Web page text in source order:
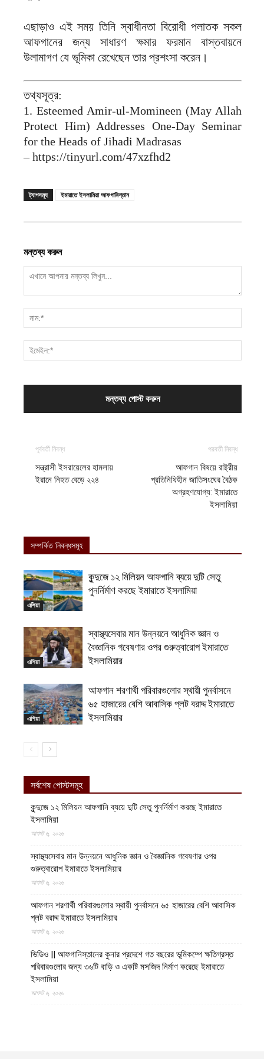
এছাড়াও এই সময় তিনি স্বাধীনতা বিরোধী পলাতক সকল
আফগানের জন্য সাধারণ ক্ষমার ফরমান বাস্তবায়নে
উলামাগণ যে ভূমিকা রেখেছেন তার প্রশংসা করেন।
তথ্যসূত্র:
1. Esteemed Amir-ul-Momineen (May Allah
Protect Him) Addresses One-Day Seminar
for the Heads of Jihadi Madrasas
– https://tinyurl.com/47xzfhd2
ট্যাগসমূহ ইমারাতে ইসলামিয়া আফগানিস্তান
মন্তব্য করুন
পূর্ববর্তী নিবন্ধ
সন্ত্রাসী ইসরায়েলের হামলায়
ইরানে নিহত বেড়ে ২২৪
পরবর্তী নিবন্ধ
আফগান বিষয়ে রাষ্ট্রীয়
প্রতিনিধিহীন জাতিসংঘের বৈঠক
অগ্রহণযোগ্য: ইমারাতে
ইসলামিয়া
সম্পর্কিত নিবন্ধসমূহ
এশিয়া
কুন্দুজে ১২ মিলিয়ন আফগানি ব্যয়ে দুটি সেতু
পুনর্নির্মাণ করছে ইমারাতে ইসলামিয়া
এশিয়া
স্বাস্থ্যসেবার মান উন্নয়নে আধুনিক জ্ঞান ও
বৈজ্ঞানিক গবেষণার ওপর গুরুত্বারোপ ইমারাতে
ইসলামিয়ার
এশিয়া
আফগান শরণার্থী পরিবারগুলোর স্থায়ী পুনর্বাসনে
৬৫ হাজারের বেশি আবাসিক প্লট বরাদ্দ ইমারাতে
ইসলামিয়ার
সর্বশেষ পোস্টসমূহ
কুন্দুজে ১২ মিলিয়ন আফগানি ব্যয়ে দুটি সেতু পুনর্নির্মাণ করছে ইমারাতে
ইসলামিয়া
আগস্ট ৬, ২০২৬
স্বাস্থ্যসেবার মান উন্নয়নে আধুনিক জ্ঞান ও বৈজ্ঞানিক গবেষণার ওপর
গুরুত্বারোপ ইমারাতে ইসলামিয়ার
আগস্ট ৬, ২০২৬
আফগান শরণার্থী পরিবারগুলোর স্থায়ী পুনর্বাসনে ৬৫ হাজারের বেশি আবাসিক
প্লট বরাদ্দ ইমারাতে ইসলামিয়ার
আগস্ট ৬, ২০২৬
ভিডিও || আফগানিস্তানের কুনার প্রদেশে গত বছরের ভূমিকম্পে ক্ষতিগ্রস্ত
পরিবারগুলোর জন্য ৩৬টি বাড়ি ও একটি মসজিদ নির্মাণ করেছে ইমারাতে
ইসলামিয়া
আগস্ট ৬, ২০২৬